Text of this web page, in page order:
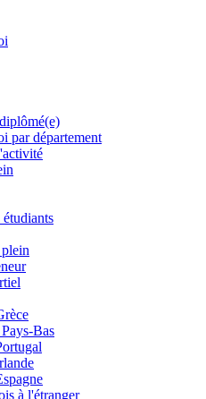
par département
Bas
à l'étranger